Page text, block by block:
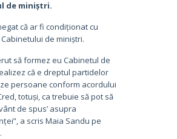
de miniștri.
că ar fi condiționat cu
de miniștri.
să formez eu Cabinetul de
că e dreptul partidelor
persoane conform acordului
totuși, ca trebuie să pot să
de spus’ asupra
a scris Maia Sandu pe